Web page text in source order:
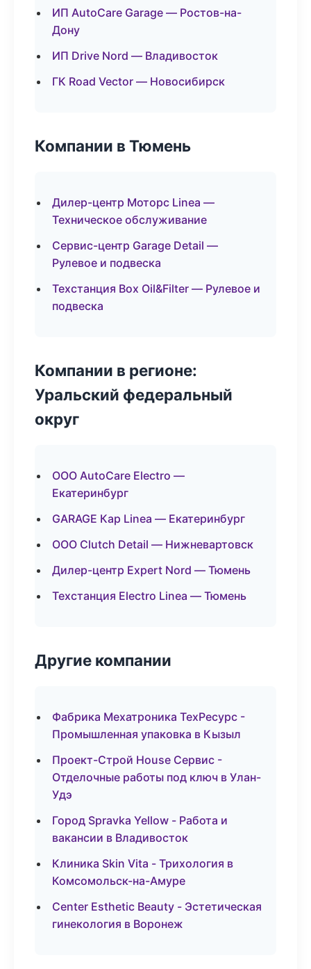
ИП AutoCare Garage — Ростов-на-
Дону
ИП Drive Nord — Владивосток
ГК Road Vector — Новосибирск
Компании в Тюмень
Дилер-центр Моторс Linea —
Техническое обслуживание
Сервис-центр Garage Detail —
Рулевое и подвеска
Техстанция Box Oil&Filter — Рулевое и
подвеска
Компании в регионе:
Уральский федеральный
округ
ООО AutoCare Electro —
Екатеринбург
GARAGE Кар Linea — Екатеринбург
ООО Clutch Detail — Нижневартовск
Дилер-центр Expert Nord — Тюмень
Техстанция Electro Linea — Тюмень
Другие компании
Фабрика Мехатроника ТехРесурс -
Промышленная упаковка в Кызыл
Проект-Строй House Сервис -
Отделочные работы под ключ в Улан-
Удэ
Город Spravka Yellow - Работа и
вакансии в Владивосток
Клиника Skin Vita - Трихология в
Комсомольск-на-Амуре
Center Esthetic Beauty - Эстетическая
гинекология в Воронеж